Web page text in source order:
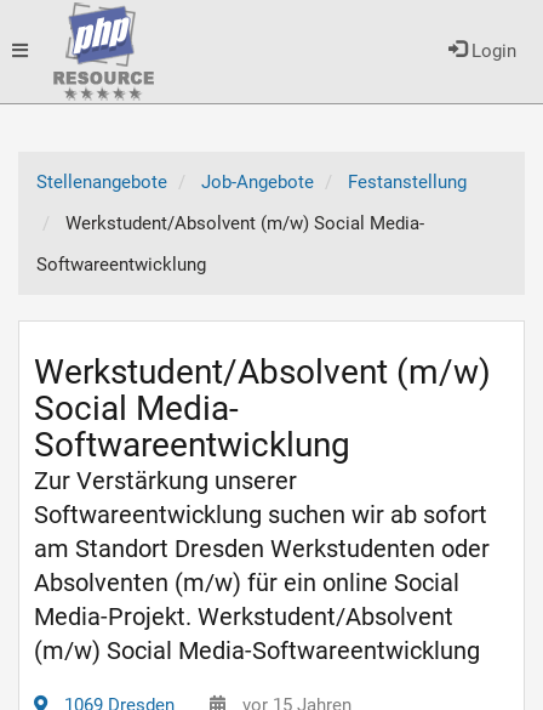
Login
Toggle
Stellenangebote
Job-Angebote
Festanstellung
Werkstudent/Absolvent (m/w) Social Media-
Softwareentwicklung
Werkstudent/Absolvent (m/w)
Social Media-
Softwareentwicklung
Zur Verstärkung unserer
Softwareentwicklung suchen wir ab sofort
am Standort Dresden Werkstudenten oder
Absolventen (m/w) für ein online Social
Media-Projekt. Werkstudent/Absolvent
(m/w) Social Media-Softwareentwicklung
1069 Dresden vor 15 Jahren